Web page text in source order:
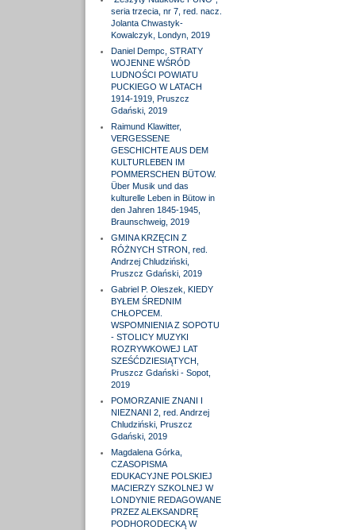
seria trzecia, nr 7, red. nacz.
Jolanta Chwastyk-
Kowalczyk, Londyn, 2019
Daniel Dempc, STRATY
WOJENNE WŚRÓD
LUDNOŚCI POWIATU
PUCKIEGO W LATACH
1914-1919, Pruszcz
Gdański, 2019
Raimund Klawitter,
VERGESSENE
GESCHICHTE AUS DEM
KULTURLEBEN IM
POMMERSCHEN BÜTOW.
Über Musik und das
kulturelle Leben in Bütow in
den Jahren 1845-1945,
Braunschweig, 2019
GMINA KRZĘCIN Z
RÓŻNYCH STRON, red.
Andrzej Chludziński,
Pruszcz Gdański, 2019
Gabriel P. Oleszek, KIEDY
BYŁEM ŚREDNIM
CHŁOPCEM.
WSPOMNIENIA Z SOPOTU
- STOLICY MUZYKI
ROZRYWKOWEJ LAT
SZEŚĆDZIESIĄTYCH,
Pruszcz Gdański - Sopot,
2019
POMORZANIE ZNANI I
NIEZNANI 2, red. Andrzej
Chludziński, Pruszcz
Gdański, 2019
Magdalena Górka,
CZASOPISMA
EDUKACYJNE POLSKIEJ
MACIERZY SZKOLNEJ W
LONDYNIE REDAGOWANE
PRZEZ ALEKSANDRĘ
PODHORODECKĄ W